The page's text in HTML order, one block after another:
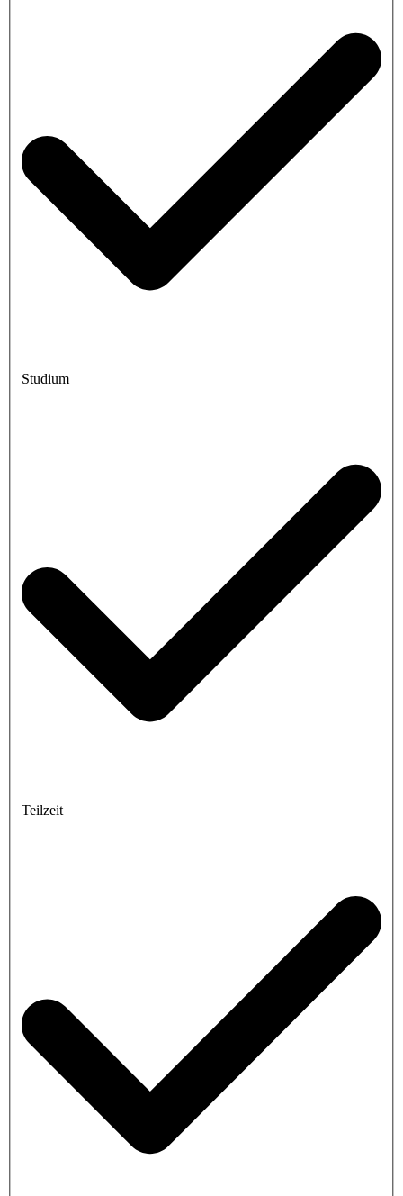
Studium
Teilzeit